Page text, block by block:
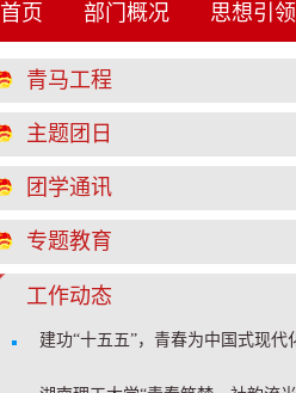
首页 部门概况 思想引领
青马工程
主题团日
团学通讯
专题教育
工作动态